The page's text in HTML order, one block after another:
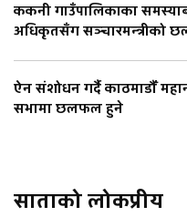
ककनी गाउँपालिकाका
अधिकृतसँग सञ्चारमन्त्रीको
ऐन संशोधन गर्दै काठमाडौँ
सभामा छलफल हुने
साताको लोकप्रीय